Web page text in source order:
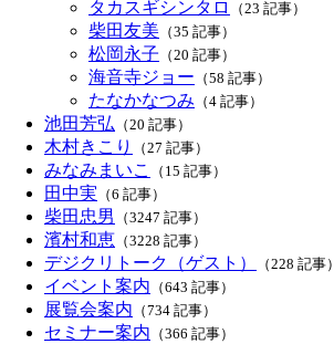
タカスギシンタロ （23 記事）
柴田友美 （35 記事）
松岡永子 （20 記事）
海音寺ジョー （58 記事）
たなかなつみ （4 記事）
池田芳弘 （20 記事）
木村きこり （27 記事）
みなみまいこ （15 記事）
田中実 （6 記事）
柴田忠男 （3247 記事）
濱村和恵 （3228 記事）
デジクリトーク（ゲスト） （228 記事）
イベント案内 （643 記事）
展覧会案内 （734 記事）
セミナー案内 （366 記事）